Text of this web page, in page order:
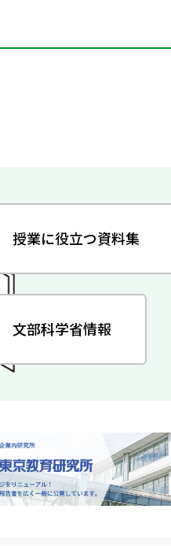
授業に役立つ資料集
文部科学省情報